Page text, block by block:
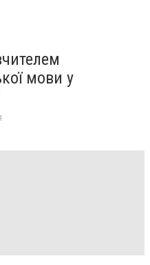
мови у